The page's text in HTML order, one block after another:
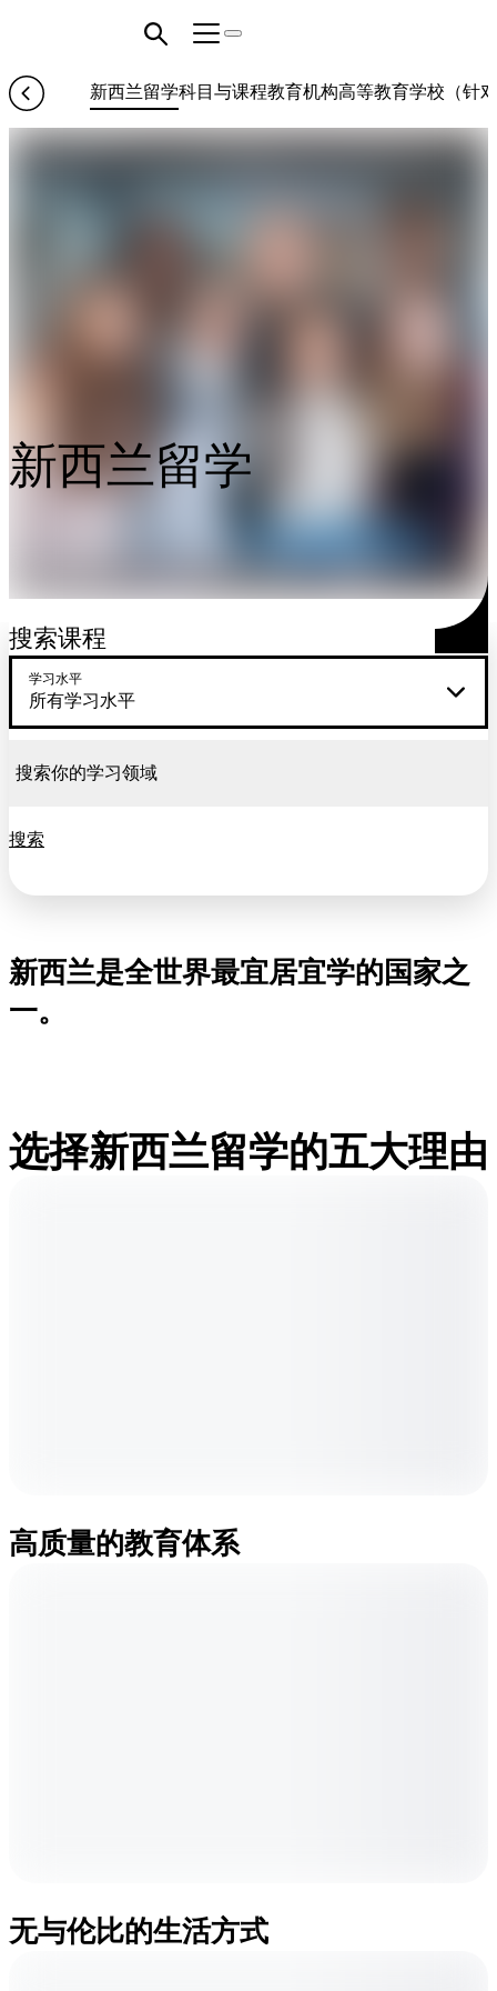
新西兰留学科目与课程教育机构高等教育学校（针
新西兰留学
搜索课程
学习水平
所有学习水平
搜索
新西兰是全世界最宜居宜学的国家之
一。
选择新西兰留学的五大理由
高质量的教育体系
无与伦比的生活方式